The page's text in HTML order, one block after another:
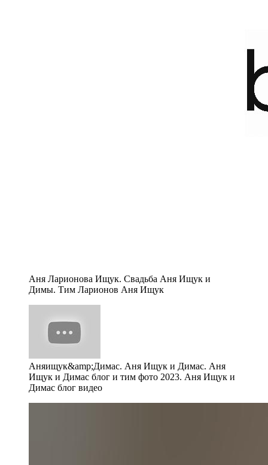
Аня Ларионова Ищук. Свадьба Аня Ищук и
Димы. Тим Ларионов Аня Ищук
Аняищук&amp;Димас. Аня Ищук и Димас. Аня
Ищук и Димас блог и тим фото 2023. Аня Ищук и
Димас блог видео